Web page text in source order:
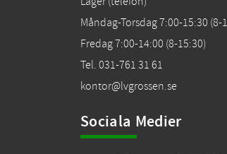
Måndag-Torsdag 7:00-15:30 (8-
Fredag 7:00-14:00 (8-15:30)
Tel. 031-761 31 61
kontor@lvgrossen.se
Sociala Medier